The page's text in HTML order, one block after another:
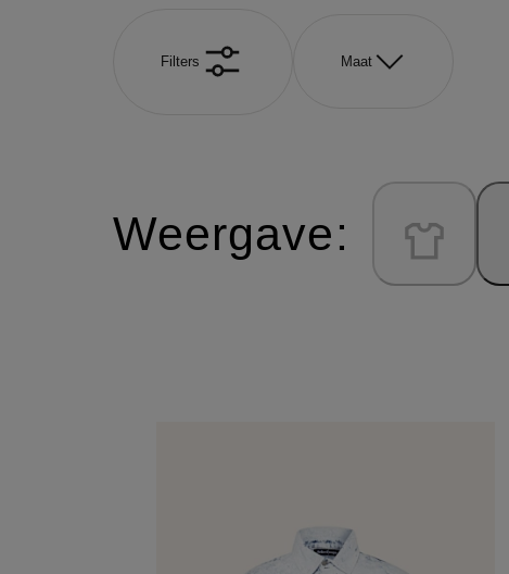
Filters Maat
Weergave: